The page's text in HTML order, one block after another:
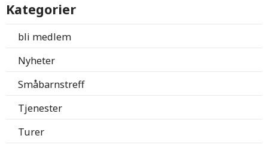
Kategorier
bli medlem
Nyheter
Småbarnstreff
Tjenester
Turer